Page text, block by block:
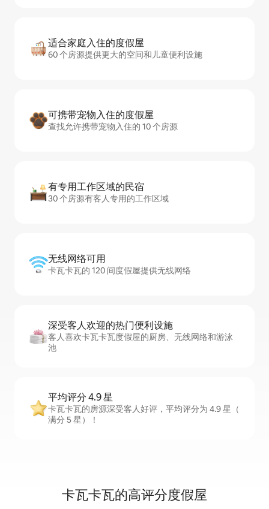
适合家庭入住的度假屋
60 个房源提供更大的空间和儿童便利设施
可携带宠物入住的度假屋
查找允许携带宠物入住的 10 个房源
有专用工作区域的民宿
30 个房源有客人专用的工作区域
无线网络可用
卡瓦卡瓦的 120 间度假屋提供无线网络
深受客人欢迎的热门便利设施
客人喜欢卡瓦卡瓦度假屋的厨房、无线网络和游泳
池
平均评分 4.9 星
卡瓦卡瓦的房源深受客人好评，平均评分为 4.9 星（
满分 5 星）！
卡瓦卡瓦的高评分度假屋